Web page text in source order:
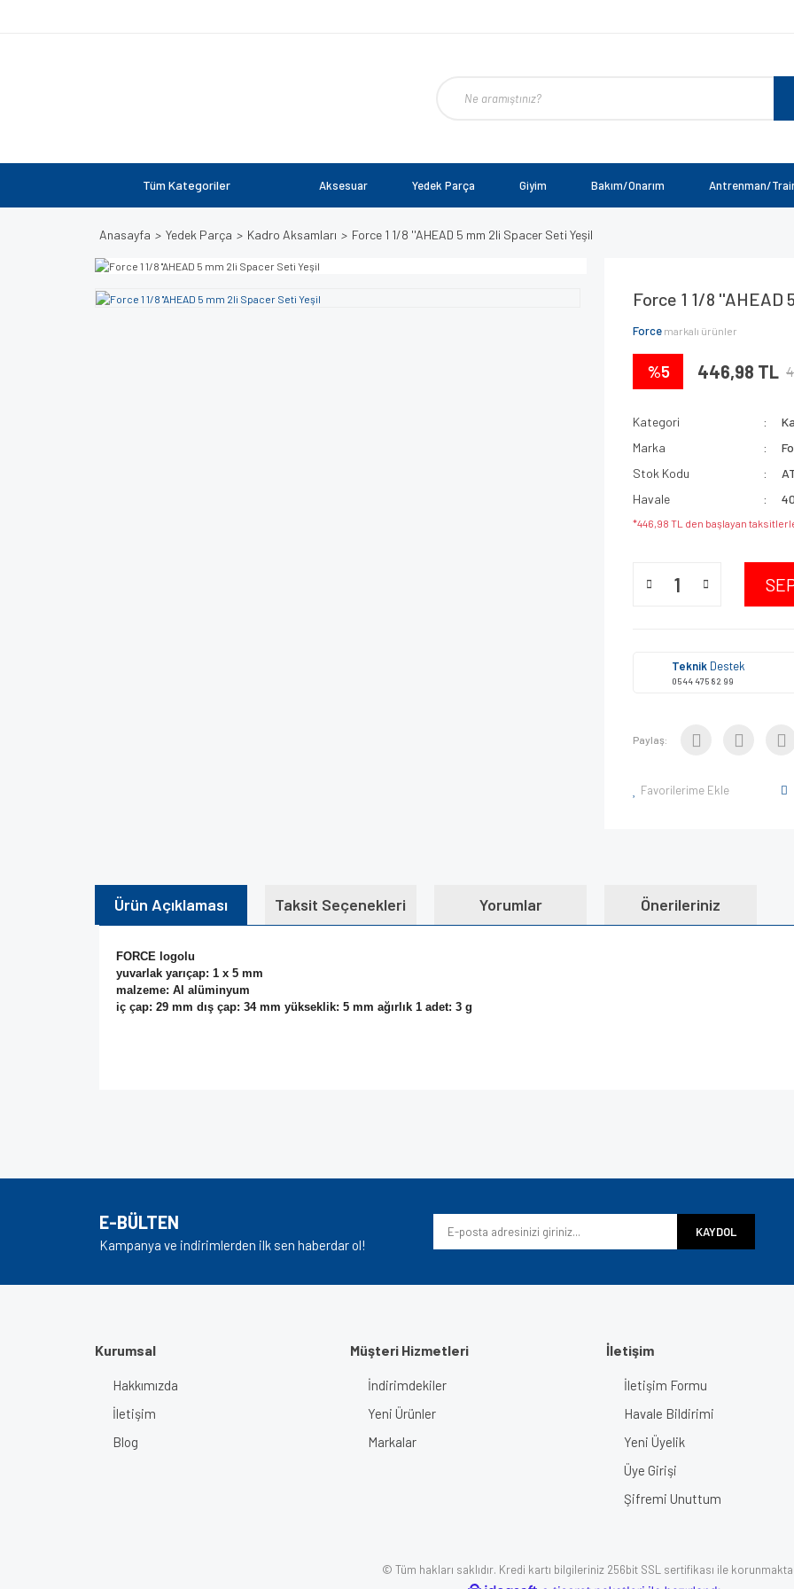
Tüm Kategoriler Aksesuar Yedek Parça Giyim Bakım/Onarım Antrenman/
Anasayfa Yedek Parça Kadro Aksamları Force 1 1/8 ''AHEAD 5 mm 2li Spacer Seti Yeşil
Force 1 1/8 ''AHEAD
Force markalı ürünler
%5 446,98 TL
Kategori
Marka
Stok Kodu
Havale
*446,98 TL den başlayan
Teknik Destek
0544 475 82 99
Paylaş:
Favorilerime Ekle
Ürün Açıklaması Taksit Seçenekleri Yorumlar Önerileriniz
FORCE logolu
yuvarlak yarıçap: 1 x 5 mm
malzeme: Al alüminyum
iç çap: 29 mm dış çap: 34 mm yükseklik: 5 mm ağırlık 1 adet: 3 g
Ürün resmi kalitesiz, bozuk veya görüntülenemiyor.
Ürün bilgilerinde hatalar bulunuyor.
E-BÜLTEN
Kampanya ve indirimlerden ilk sen haberdar ol!
KAYDOL
Kurumsal
Hakkımızda
İletişim
Blog
Müşteri Hizmetleri
İndirimdekiler
Yeni Ürünler
Markalar
İletişim
İletişim Formu
Havale Bildirimi
Yeni Üyelik
Üye Girişi
Şifremi Unuttum
© Tüm hakları saklıdır. Kredi kartı bilgileriniz 256bit SSL sertifikası ile